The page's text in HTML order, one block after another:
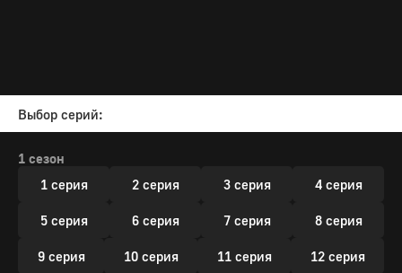
Выбор серий:
1 сезон
1 серия
2 серия 3 серия 4 серия
5 серия 6 серия 7 серия 8 серия
9 серия 10 серия 11 серия
12 серия